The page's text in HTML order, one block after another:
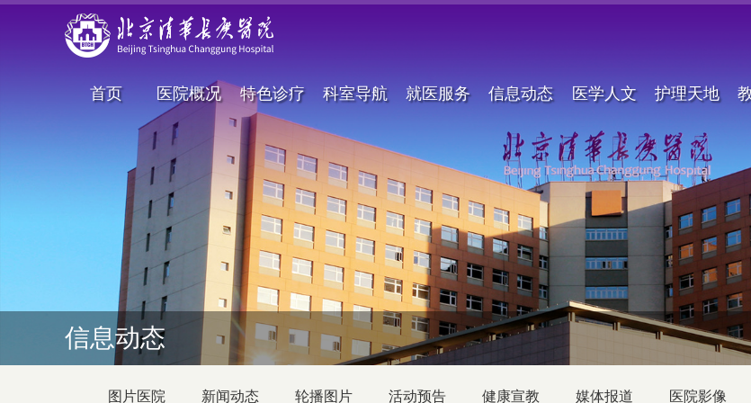
首页 医院概况 特色诊疗 科室导航 就医服务 信息动态 医学人文 护理天地
信息动态
图片医院 新闻动态 轮播图片 活动预告 健康宣教 媒体报道 医院影像